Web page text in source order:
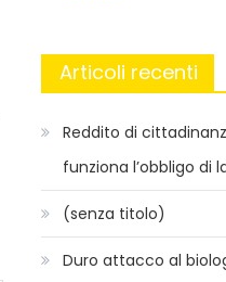
Articoli recenti
Reddito di
funziona l’obbligo di
(senza titolo)
Duro attacco al